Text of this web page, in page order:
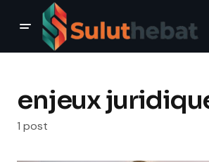
enjeux
1 post